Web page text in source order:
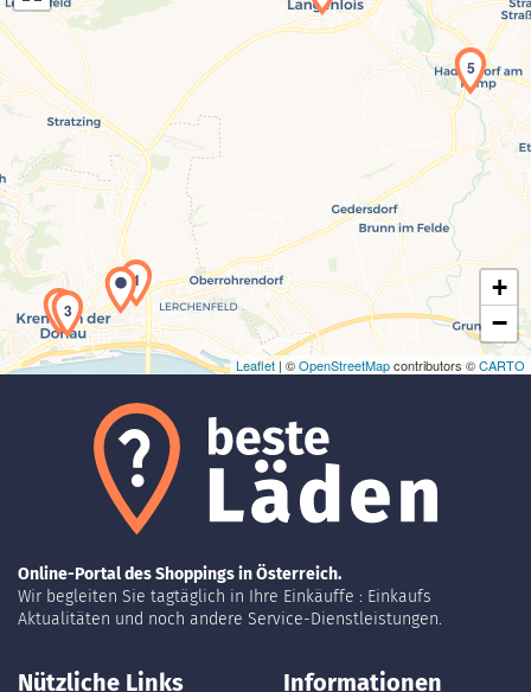
1
2 3
5
+
−
Leaflet | ©OpenStreetMapcontributors ©CARTO
Online-Portal des Shoppings in Österreich.
Wir begleiten Sie tagtäglich in Ihre Einkäuffe : Einkaufs
Aktualitäten und noch andere Service-Dienstleistungen.
Nützliche Links Informationen